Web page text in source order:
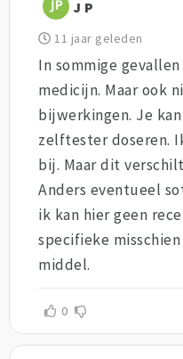
J P
11 jaar geleden
In sommige
medicijn. Maar ook
bijwerkingen. Je
zelftester doseren.
bij. Maar dit
Anders eventueel
ik kan hier geen
specifieke
middel.
0